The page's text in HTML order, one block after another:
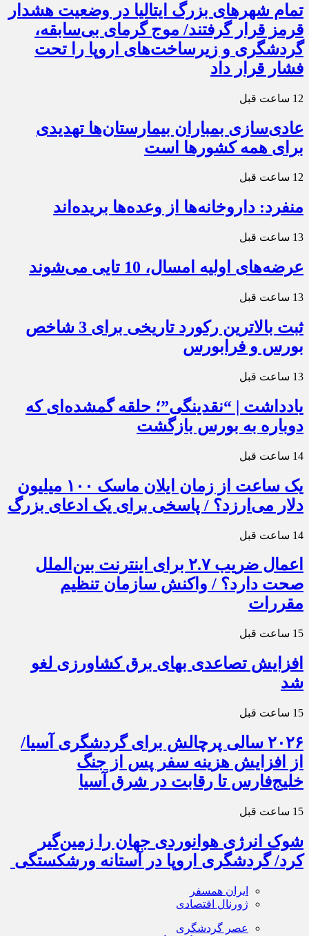
تمام شهرهای بزرگ ایتالیا در وضعیت هشدار
قرمز قرار گرفتند/ موج گرمای بی‌سابقه،
گردشگری و زیرساخت‌های اروپا را تحت
فشار قرار داد
12 ساعت قبل
عادی‌سازی بمباران بیمارستان‌ها تهدیدی
برای همه کشورها است
12 ساعت قبل
منفرد: داروخانه‌ها از وعده‌ها بریده‌اند
13 ساعت قبل
عرضه‌های اولیه امسال، 10 تایی می‌شوند
13 ساعت قبل
ثبت بالاترین رکورد تاریخی برای 3 شاخص
بورس و فرابورس
13 ساعت قبل
یادداشت | “نقدینگی”؛ حلقه گمشده‌ای که
دوباره به بورس بازگشت
14 ساعت قبل
یک ساعت از زمان ایلان ماسک ۱۰۰ میلیون
دلار می‌ارزد؟ / پاسخی برای یک ادعای بزرگ
14 ساعت قبل
اعمال ضریب ۲.۷ برای اینترنت بین‌الملل
صحت دارد؟ / واکنش سازمان تنظیم
مقررات
15 ساعت قبل
افزایش تصاعدی بهای برق کشاورزی لغو
شد
15 ساعت قبل
۲۰۲۶ سالی پرچالش برای گردشگری آسیا/
از افزایش هزینه سفر پس از جنگ
خلیج‌فارس تا رقابت در شرق آسیا
15 ساعت قبل
شوک انرژی هوانوردی جهان را زمین‌گیر
کرد/ گردشگری اروپا در آستانه ورشکستگی
ایران همسفر
ژورنال اقتصادی
عصر گردشگری